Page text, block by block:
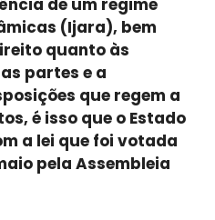
de um regime
(Ijara), bem
quanto às
partes e a
que regem a
é isso que o Estado
a lei que foi votada
pela Assembleia